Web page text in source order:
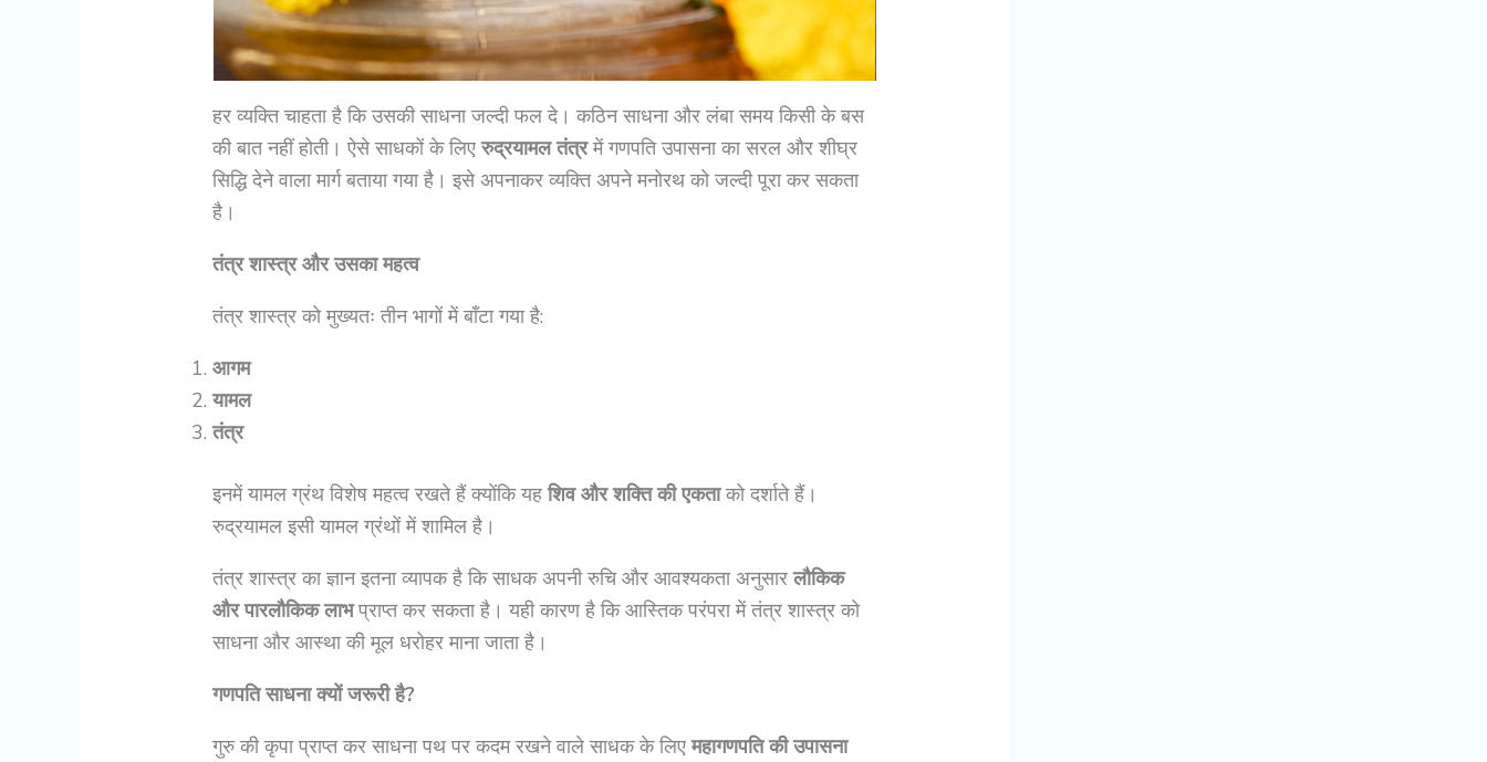
हर व्यक्ति चाहता है कि उसकी साधना जल्दी फल दे। कठिन साधना और लंबा समय किसी के बस
की बात नहीं होती। ऐसे साधकों के लिएरुद्रयामल तंत्रमें गणपति उपासना का सरल और शीघ्र
सिद्धि देने वाला मार्ग बताया गया है। इसे अपनाकर व्यक्ति अपने मनोरथ को जल्दी पूरा कर सकता
है।
तंत्र शास्त्र और उसका महत्व
तंत्र शास्त्र को मुख्यतः तीन भागों में बाँटा गया है:
आगम
यामल
तंत्र
इनमें यामल ग्रंथ विशेष महत्व रखते हैं क्योंकि यहशिव और शक्ति की एकताको दर्शाते हैं।
रुद्रयामल इसी यामल ग्रंथों में शामिल है।
तंत्र शास्त्र का ज्ञान इतना व्यापक है कि साधक अपनी रुचि और आवश्यकता अनुसारलौकिक
और पारलौकिक लाभप्राप्त कर सकता है। यही कारण है कि आस्तिक परंपरा में तंत्र शास्त्र को
साधना और आस्था की मूल धरोहर माना जाता है।
गणपति साधना क्यों जरूरी है?
गुरु की कृपा प्राप्त कर साधना पथ पर कदम रखने वाले साधक के लिएमहागणपति की उपासना